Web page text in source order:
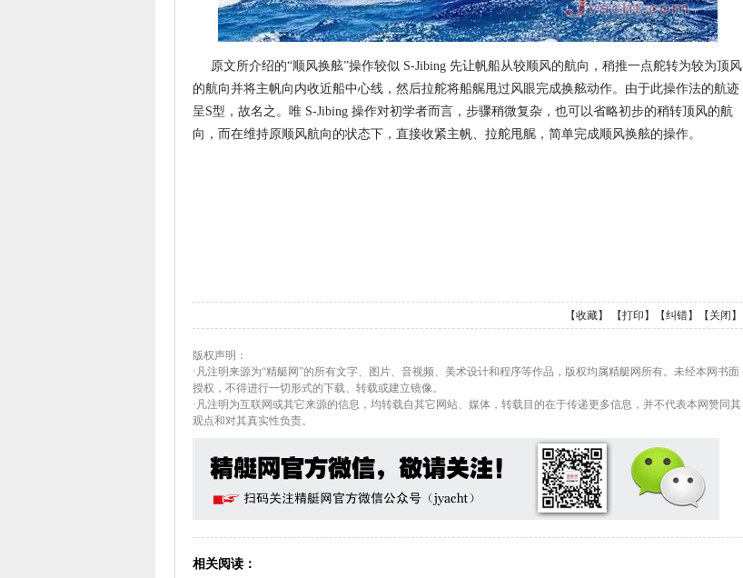
原文所介绍的“顺风换舷”操作较似 S-Jibing 先让帆船从较顺风的航向，稍推一点舵转为较为顶风
的航向并将主帆向内收近船中心线，然后拉舵将船艉甩过风眼完成换舷动作。由于此操作法的航迹
呈S型，故名之。唯 S-Jibing 操作对初学者而言，步骤稍微复杂，也可以省略初步的稍转顶风的航
向，而在维持原顺风航向的状态下，直接收紧主帆、拉舵甩艉，简单完成顺风换舷的操作。
【收藏】 【打印 】【纠错】【 关闭 】
版权声明：
·凡注明来源为“精艇网”的所有文字、图片、音视频、美术设计和程序等作品，版权均属精艇网所有。未经本网书面
授权，不得进行一切形式的下载、转载或建立镜像。
·凡注明为互联网或其它来源的信息，均转载自其它网站、媒体，转载目的在于传递更多信息，并不代表本网赞同其
观点和对其真实性负责。
相关阅读：